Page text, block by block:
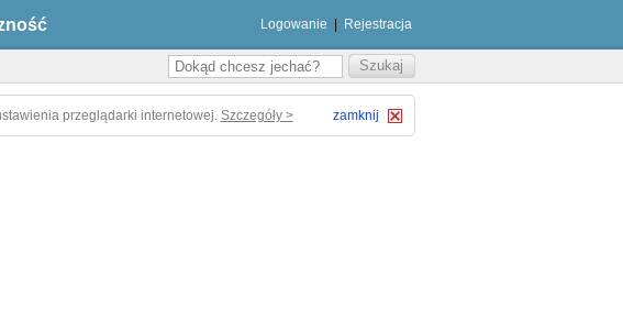
Logowanie Rejestracja
przeglądarki internetowej. Szczegóły > zamknij